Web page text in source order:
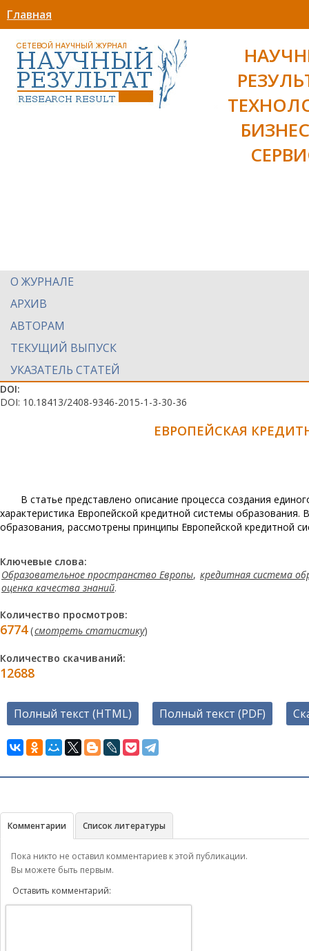
Главная
О ЖУРНАЛЕ
АРХИВ
АВТОРАМ
ТЕКУЩИЙ ВЫПУСК
УКАЗАТЕЛЬ СТАТЕЙ
DOI:
DOI: 10.18413/2408-9346-2015-1-3-30-36
ЕВРОПЕЙСКАЯ
В статье представлено описание процесса создания
характеристика Европейской кредитной системы
образования, рассмотрены принципы Европейской кредитной
Ключевые слова:
Образовательное пространство Европы, кредитная система
оценка качества знаний.
Количество просмотров:
6774(смотреть статистику)
Количество скачиваний:
12688
Полный текст (HTML) Полный текст (PDF)
Комментарии Список литературы
Пока никто не оставил комментариев к этой публикации.
Вы можете быть первым.
Оставить комментарий: